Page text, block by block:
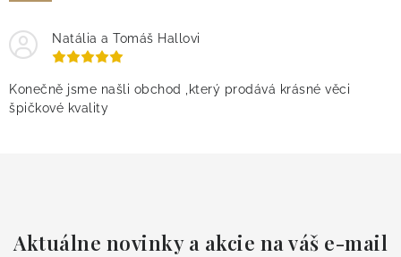
Natália a Tomáš Hallovi
Konečně jsme našli obchod ,který prodává krásné věci
špičkové kvality
Aktuálne novinky a akcie na váš e-mail